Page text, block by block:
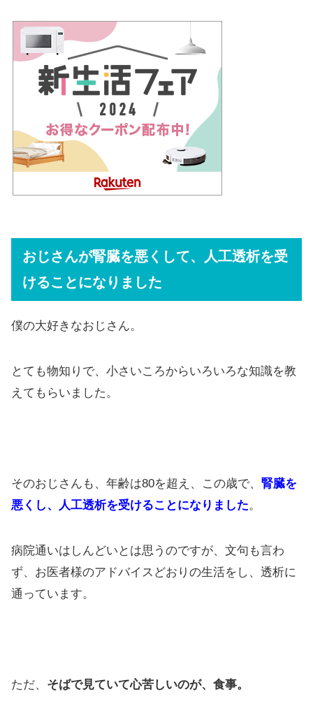
おじさんが腎臓を悪くして、人工透析を受
けることになりました
僕の大好きなおじさん。
とても物知りで、小さいころからいろいろな知識を教
えてもらいました。
そのおじさんも、年齢は80を超え、この歳で、 腎臓を
悪くし、人工透析を受けることになりました。
病院通いはしんどいとは思うのですが、文句も言わ
ず、お医者様のアドバイスどおりの生活をし、透析に
通っています。
ただ、 そばで見ていて心苦しいのが、食事。